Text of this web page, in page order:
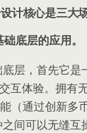
计核心是三大
底层的应用。
层，首先它是
互体验。拥有
（通过创新多
间可以无缝互